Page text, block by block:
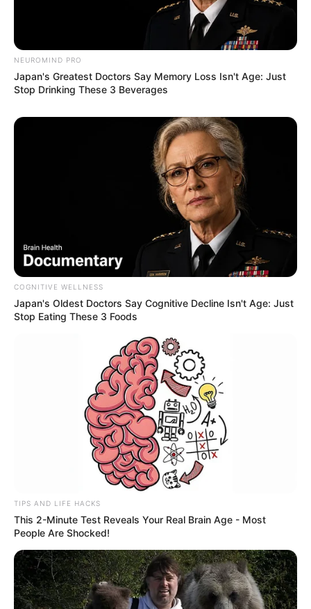
NEUROMIND PRO
Japan's Greatest Doctors Say Memory Loss Isn't Age: Just
Stop Drinking These 3 Beverages
COGNITIVE WELLNESS
Japan's Oldest Doctors Say Cognitive Decline Isn't Age: Just
Stop Eating These 3 Foods
TIPS AND LIFE HACKS
This 2-Minute Test Reveals Your Real Brain Age - Most
People Are Shocked!